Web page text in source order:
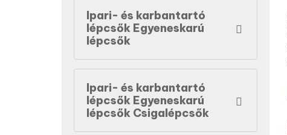
Ipari- és karbantartó
lépcsők Egyeneskarú
lépcsők
Ipari- és karbantartó
lépcsők Egyeneskarú
lépcsők Csigalépcsők